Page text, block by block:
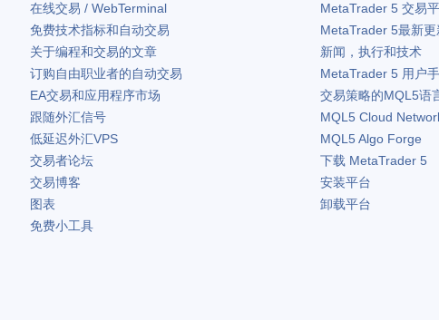
在线交易 / WebTerminal
免费技术指标和自动交易
关于编程和交易的文章
订购自由职业者的自动交易
EA交易和应用程序市场
跟随外汇信号
低延迟外汇VPS
交易者论坛
交易博客
图表
免费小工具
MetaTrader 5交易
MetaTrader 5最新更
新闻，执行和技术
MetaTrader 5用户
交易策略的MQL5语
MQL5 Cloud
MQL5 Algo Forge
下载 MetaTrader 5
安装平台
卸载平台